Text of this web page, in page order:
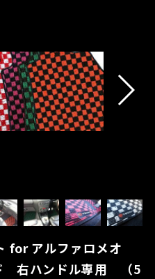
for アルファロメオ
右ハンドル専用 （5